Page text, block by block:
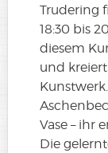
Trudering
18:30 bis
diesem
und
Vase – ihr
Die